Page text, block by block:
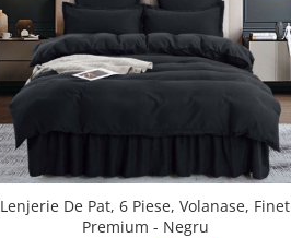
Lenjerie De Pat, 6 Piese, Volanase, Finet
Premium - Negru